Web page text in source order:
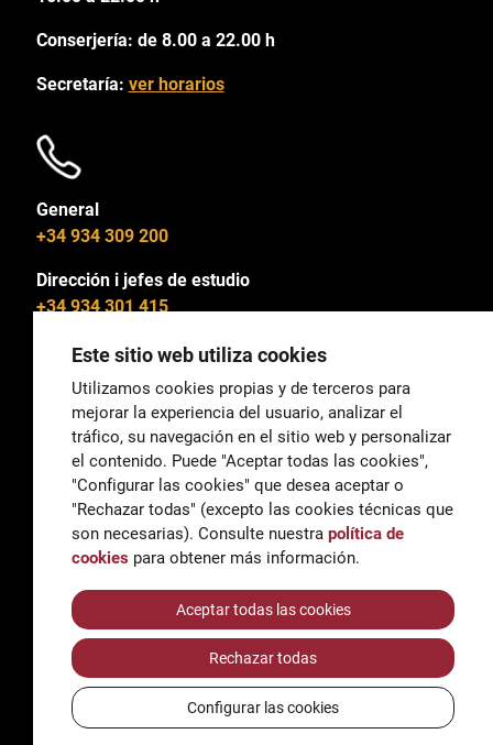
Conserjería: de 8.00 a 22.00 h
Secretaría: ver horarios
General
+34 934 309 200
Dirección i jefes de estudio
+34 934 301 415
General
correu@escoladeltreball.org
Información
informacio@escoladeltreball.org
Trámites de secretaría
AccessibilidadAviso legal y Política de Privacidad
Política de cookies
Créditos
Este sitio web utiliza cookies
Utilizamos cookies propias y de terceros para
mejorar la experiencia del usuario, analizar el
tráfico, su navegación en el sitio web y personalizar
el contenido. Puede "Aceptar todas las cookies",
"Configurar las cookies" que desea aceptar o
"Rechazar todas" (excepto las cookies técnicas que
son necesarias). Consulte nuestra política de
cookies para obtener más información.
Aceptar todas las cookies
Rechazar todas
Configurar las cookies